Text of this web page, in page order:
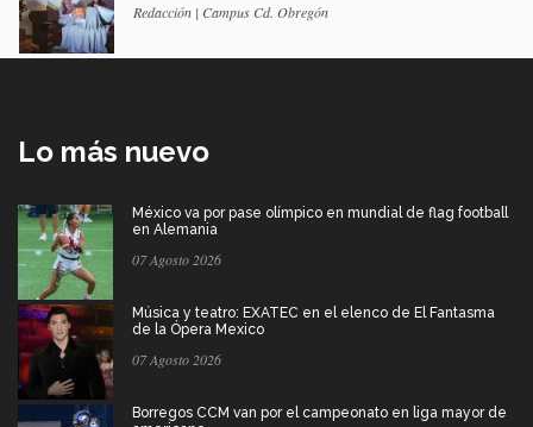
Redacción | Campus Cd. Obregón
Lo más nuevo
México va por pase olímpico en mundial de flag football
en Alemania
07 Agosto 2026
Música y teatro: EXATEC en el elenco de El Fantasma
de la Ópera Mexico
07 Agosto 2026
Borregos CCM van por el campeonato en liga mayor de